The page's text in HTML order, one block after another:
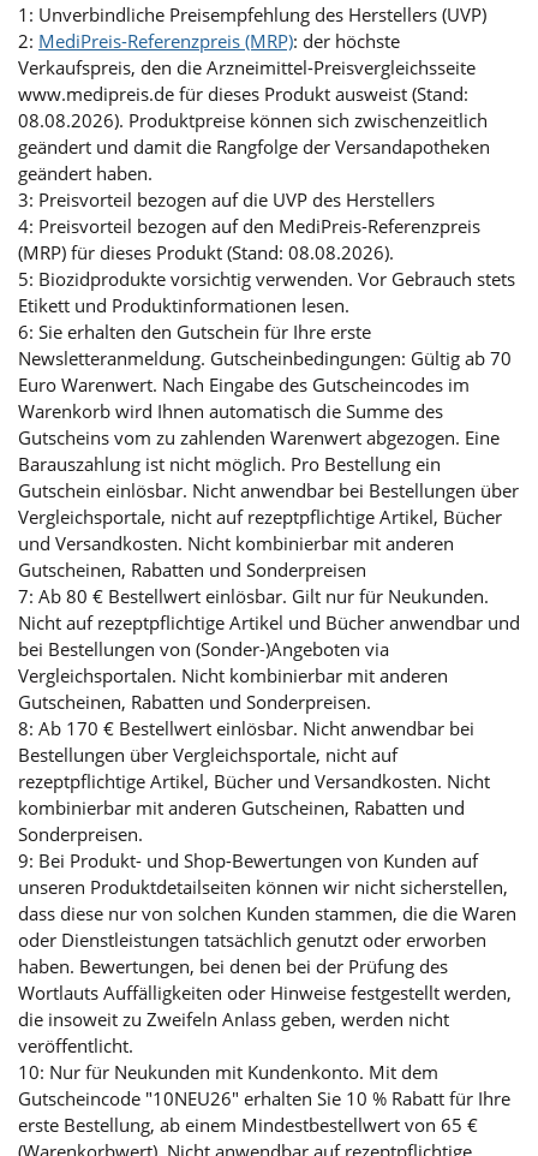
1: Unverbindliche Preisempfehlung des Herstellers (UVP)
2: MediPreis-Referenzpreis (MRP): der höchste
Verkaufspreis, den die Arzneimittel-Preisvergleichsseite
www.medipreis.de für dieses Produkt ausweist (Stand:
08.08.2026). Produktpreise können sich zwischenzeitlich
geändert und damit die Rangfolge der Versandapotheken
geändert haben.
3: Preisvorteil bezogen auf die UVP des Herstellers
4: Preisvorteil bezogen auf den MediPreis-Referenzpreis
(MRP) für dieses Produkt (Stand: 08.08.2026).
5: Biozidprodukte vorsichtig verwenden. Vor Gebrauch stets
Etikett und Produktinformationen lesen.
6: Sie erhalten den Gutschein für Ihre erste
Newsletteranmeldung. Gutscheinbedingungen: Gültig ab 70
Euro Warenwert. Nach Eingabe des Gutscheincodes im
Warenkorb wird Ihnen automatisch die Summe des
Gutscheins vom zu zahlenden Warenwert abgezogen. Eine
Barauszahlung ist nicht möglich. Pro Bestellung ein
Gutschein einlösbar. Nicht anwendbar bei Bestellungen über
Vergleichsportale, nicht auf rezeptpflichtige Artikel, Bücher
und Versandkosten. Nicht kombinierbar mit anderen
Gutscheinen, Rabatten und Sonderpreisen
7: Ab 80 € Bestellwert einlösbar. Gilt nur für Neukunden.
Nicht auf rezeptpflichtige Artikel und Bücher anwendbar und
bei Bestellungen von (Sonder-)Angeboten via
Vergleichsportalen. Nicht kombinierbar mit anderen
Gutscheinen, Rabatten und Sonderpreisen.
8: Ab 170 € Bestellwert einlösbar. Nicht anwendbar bei
Bestellungen über Vergleichsportale, nicht auf
rezeptpflichtige Artikel, Bücher und Versandkosten. Nicht
kombinierbar mit anderen Gutscheinen, Rabatten und
Sonderpreisen.
9: Bei Produkt- und Shop-Bewertungen von Kunden auf
unseren Produktdetailseiten können wir nicht sicherstellen,
dass diese nur von solchen Kunden stammen, die die Waren
oder Dienstleistungen tatsächlich genutzt oder erworben
haben. Bewertungen, bei denen bei der Prüfung des
Wortlauts Auffälligkeiten oder Hinweise festgestellt werden,
die insoweit zu Zweifeln Anlass geben, werden nicht
veröffentlicht.
10: Nur für Neukunden mit Kundenkonto. Mit dem
Gutscheincode "10NEU26" erhalten Sie 10 % Rabatt für Ihre
erste Bestellung, ab einem Mindestbestellwert von 65 €
(Warenkorbwert). Nicht anwendbar auf rezeptpflichtige